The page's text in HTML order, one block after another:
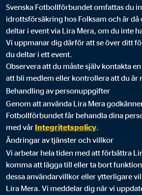
Svenska Fotbollförbundet omfattas du
idrottsförsäkring hos Folksam och är då
deltar i event via Lira Mera, om du inte
Vi uppmanar dig därför att se över ditt
du deltar i ett event.
Observera att du måste själv kontakta
att bli medlem eller kontrollera att du är
Behandling av personuppgifter
Genom att använda Lira Mera
Fotbollförbundet får behandla dina
med vår Integritetspolicy.
Ändringar av tjänster och villkor
Vi arbetar hela tiden med att förbättra
komma att lägga till eller ta bort
dessa användarvillkor eller ytterligare
Lira Mera. Vi meddelar dig när vi